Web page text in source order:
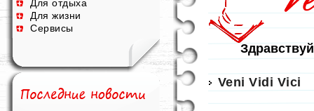
Для отдыха
Для жизни
Сервисы
Veni Vidi Vici